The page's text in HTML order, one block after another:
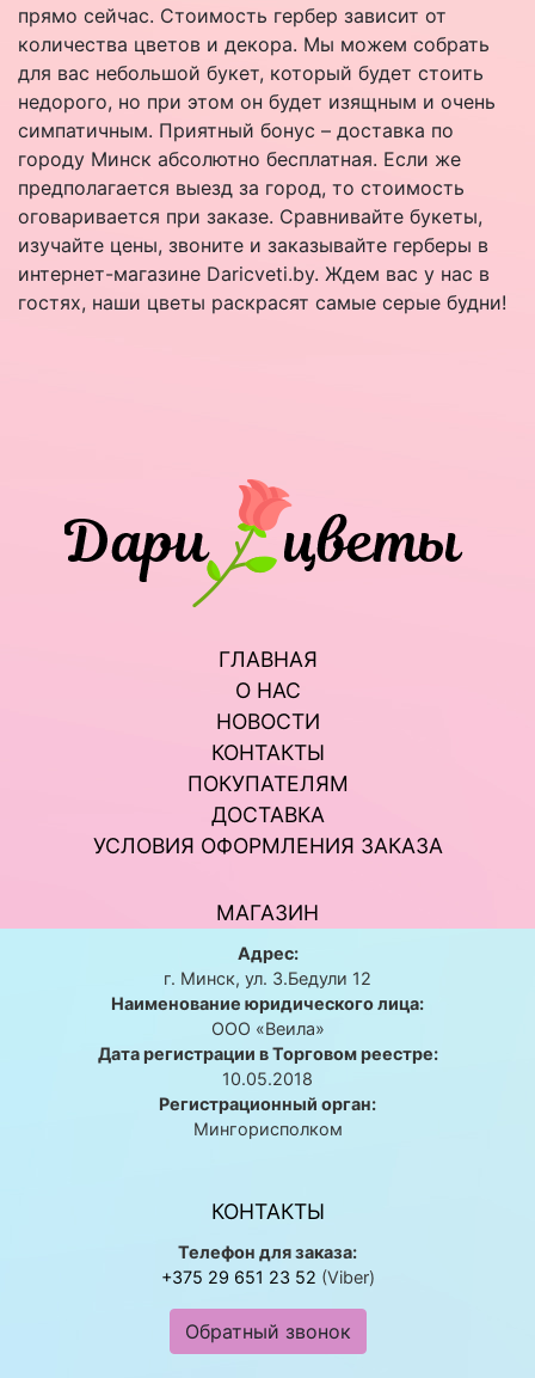
прямо сейчас. Стоимость гербер зависит от
количества цветов и декора. Мы можем собрать
для вас небольшой букет, который будет стоить
недорого, но при этом он будет изящным и очень
симпатичным. Приятный бонус – доставка по
городу Минск абсолютно бесплатная. Если же
предполагается выезд за город, то стоимость
оговаривается при заказе. Сравнивайте букеты,
изучайте цены, звоните и заказывайте герберы в
интернет-магазине Daricveti.by. Ждем вас у нас в
гостях, наши цветы раскрасят самые серые будни!
ГЛАВНАЯ
О НАС
НОВОСТИ
КОНТАКТЫ
ПОКУПАТЕЛЯМ
ДОСТАВКА
УСЛОВИЯ ОФОРМЛЕНИЯ ЗАКАЗА
МАГАЗИН
Адрес:
г. Минск, ул. 3.Бедули 12
Наименование юридического лица:
ООО «Веила»
Дата регистрации в Торговом реестре:
10.05.2018
Регистрационный орган:
Мингорисполком
КОНТАКТЫ
Телефон для заказа:
+375 29 651 23 52 (Viber)
Обратный звонок